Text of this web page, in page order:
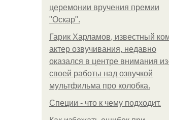
церемонии вручения премии
"Оскар".
Гарик Харламов, известный
актер озвучивания, недавно
оказался в центре внимания
своей работы над озвучкой
мультфильма про колобка.
Специи - что к чему подходит.